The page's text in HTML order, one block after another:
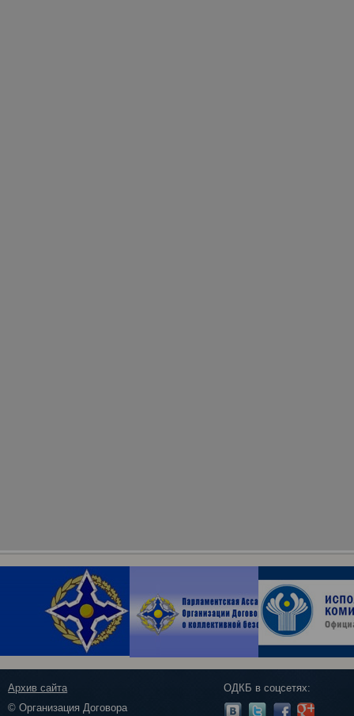
Архив сайта
© Организация Договора
ОДКБ в соцсетях: